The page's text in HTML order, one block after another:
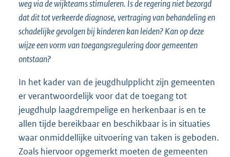
weg via de wijkteams stimuleren. Is de regering niet bezorgd
dat dit tot verkeerde diagnose, vertraging van behandeling en
schadelijke gevolgen bij kinderen kan leiden? Kan op deze
wijze een vorm van toegangsregulering door gemeenten
ontstaan?
In het kader van de jeugdhulpplicht zijn gemeenten
er verantwoordelijk voor dat de toegang tot
jeugdhulp laagdrempelige en herkenbaar is en te
allen tijde bereikbaar en beschikbaar is in situaties
waar onmiddellijke uitvoering van taken is geboden.
Zoals hiervoor opgemerkt moeten de gemeenten